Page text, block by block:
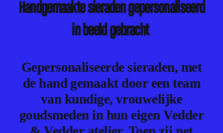
Handgemaakte sieraden gepersonaliseerd
in beeld gebracht
Gepersonaliseerde sieraden, met
de hand gemaakt door een team
van kundige, vrouwelijke
goudsmeden in hun eigen Vedder